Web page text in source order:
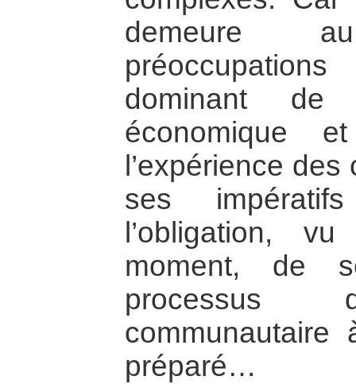
demeure
dominant de
économique
l’expérience
ses
l’obligation,
moment, de
processus
préparé…